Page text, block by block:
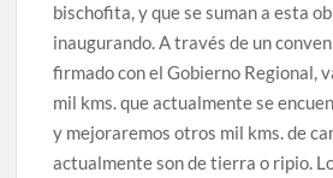
bischofita, y que se suman a esta
inaugurando. A través de un
firmado con el Gobierno Regional,
mil kms. que actualmente se
y mejoraremos otros mil kms. de
actualmente son de tierra o ripio.